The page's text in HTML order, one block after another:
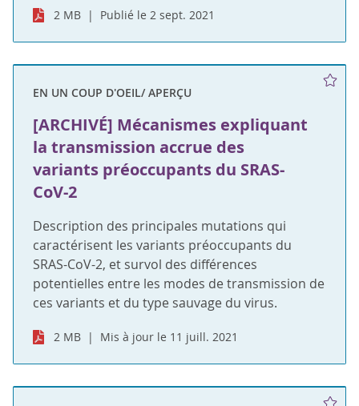
2 MB Publié le 2 sept. 2021
EN UN COUP D'OEIL/ APERÇU
[ARCHIVÉ] Mécanismes expliquant
la transmission accrue des
variants préoccupants du SRAS-
CoV-2
Description des principales mutations qui
caractérisent les variants préoccupants du
SRAS-CoV-2, et survol des différences
potentielles entre les modes de transmission de
ces variants et du type sauvage du virus.
2 MB Mis à jour le 11 juill. 2021